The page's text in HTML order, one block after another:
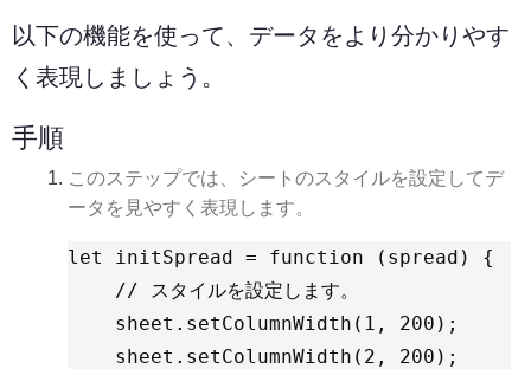
以下の機能を使って、データをより分かりやす
く表現しましょう。
手順
このステップでは、シートのスタイルを設定してデ
ータを見やすく表現します。
let initSpread = function (spread) {
    // スタイルを設定します。
    sheet.setColumnWidth(1, 200);
    sheet.setColumnWidth(2, 200);